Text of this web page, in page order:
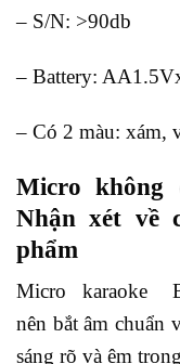
– S/N: >90db
– Battery:
– Có 2 màu: xám,
Micro
Nhận xét về
phẩm
Micro karaoke
nên bắt âm chuẩn
sáng rõ và êm